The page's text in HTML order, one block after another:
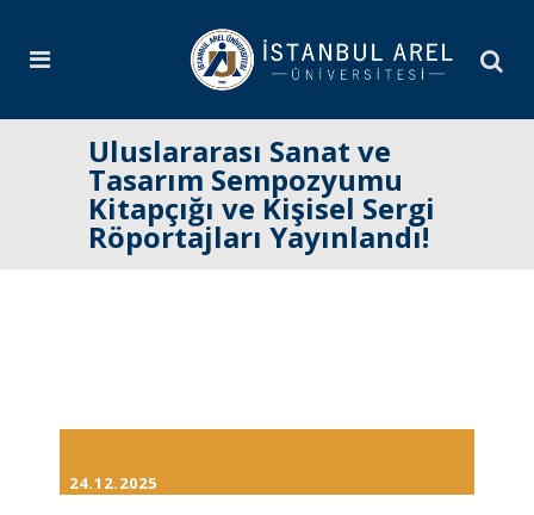
Uluslararası Sanat ve
Tasarım Sempozyumu
Kitapçığı ve Kişisel Sergi
Röportajları Yayınlandı!
24.12.2025